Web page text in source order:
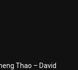
Thao – David